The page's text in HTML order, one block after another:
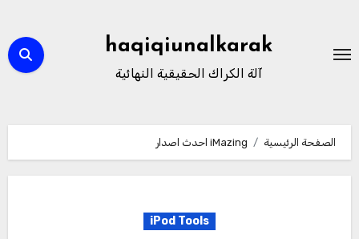
المحتوى
haqiqiunalkarak
آلة الكراك الحقيقية النهائية
الصفحة الرئيسية iMazing احدث اصدار
iPod Tools